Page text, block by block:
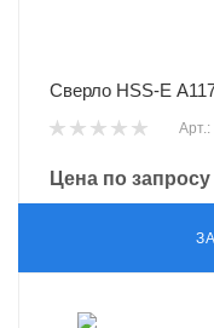
Сверло HSS-E
Цена по запросу